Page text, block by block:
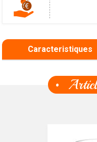
Caracteristiques